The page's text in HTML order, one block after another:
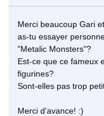
Merci beaucoup Gari
as-tu essayer
"Metalic Monsters"?
Est-ce que ce fameux
figurines?
Sont-elles pas trop
Merci d'avance! :)